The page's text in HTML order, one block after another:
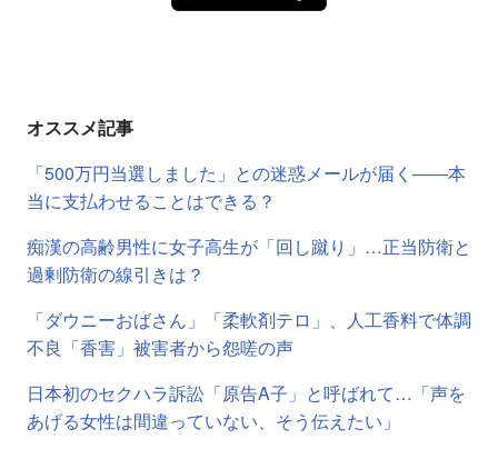
オススメ記事
「500万円当選しました」との迷惑メールが届く――本
当に支払わせることはできる？
痴漢の高齢男性に女子高生が「回し蹴り」…正当防衛と
過剰防衛の線引きは？
「ダウニーおばさん」「柔軟剤テロ」、人工香料で体調
不良「香害」被害者から怨嗟の声
日本初のセクハラ訴訟「原告A子」と呼ばれて…「声を
あげる女性は間違っていない、そう伝えたい」